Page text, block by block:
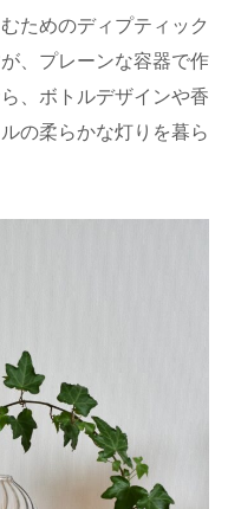
ためのディプティック
、プレーンな容器で作
、ボトルデザインや香
の柔らかな灯りを暮ら